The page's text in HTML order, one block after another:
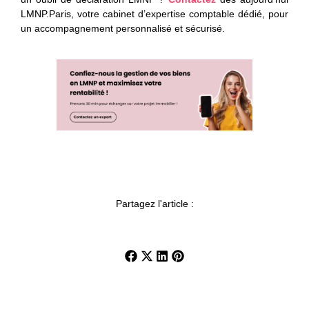
LMNP.Paris, votre cabinet d’expertise comptable dédié, pour
un accompagnement personnalisé et sécurisé.
Partagez l'article :